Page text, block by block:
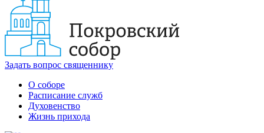
Задать вопрос священнику
О соборе
Расписание служб
Духовенство
Жизнь прихода